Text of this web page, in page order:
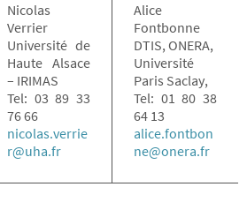
Nicolas
Verrier
Université de
Haute Alsace
– IRIMAS
Tel: 03 89 33
76 66
nicolas.verrie
r@uha.fr
Alice
Fontbonne
DTIS, ONERA,
Université
Paris Saclay,
Tel: 01 80 38
64 13
alice.fontbon
ne@onera.fr